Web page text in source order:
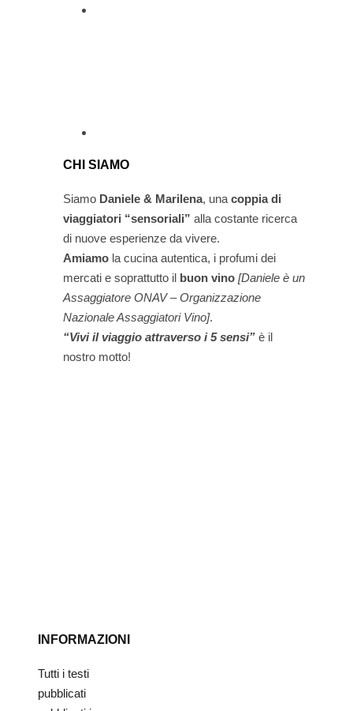
CHI SIAMO
Siamo Daniele & Marilena, una coppia di
viaggiatori “sensoriali” alla costante ricerca
di nuove esperienze da vivere.
Amiamo la cucina autentica, i profumi dei
mercati e soprattutto il buon vino [Daniele è un
Assaggiatore ONAV – Organizzazione
Nazionale Assaggiatori Vino].
“Vivi il viaggio attraverso i 5 sensi” è il
nostro motto!
INFORMAZIONI
Tutti i testi
pubblicati